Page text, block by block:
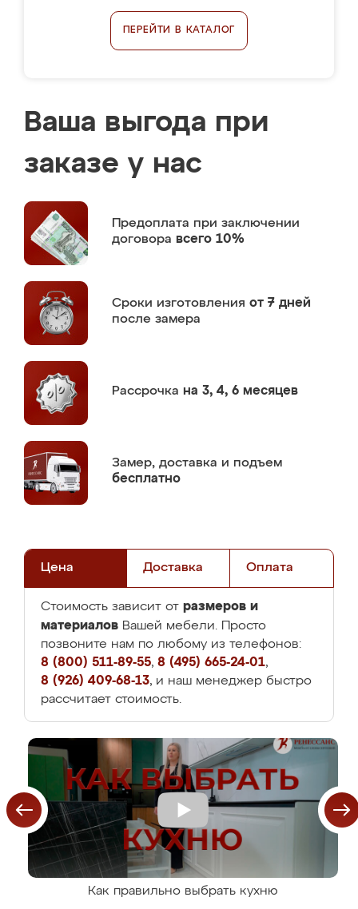
ПЕРЕЙТИ В КАТАЛОГ
Ваша выгода при
заказе у нас
Предоплата при заключении
договора всего 10%
Сроки изготовления от 7 дней
после замера
Рассрочка на 3, 4, 6 месяцев
Замер, доставка и подъем
бесплатно
Цена Доставка Оплата
Стоимость зависит от размеров и
материалов Вашей мебели. Просто
позвоните нам по любому из телефонов:
8 (800) 511-89-55, 8 (495) 665-24-01,
8 (926) 409-68-13, и наш менеджер быстро
рассчитает стоимость.
Как правильно выбрать кухню